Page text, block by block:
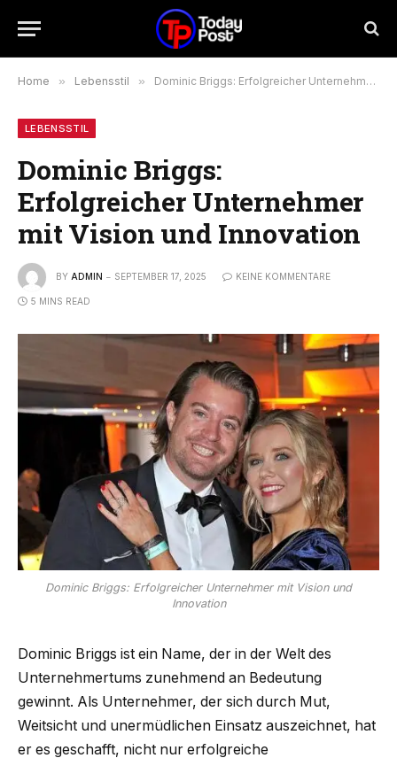
Home » Lebensstil » Dominic Briggs: Erfolgreicher Unternehmer mit Vision und Innovation
LEBENSSTIL
Dominic Briggs:
Erfolgreicher Unternehmer
mit Vision und Innovation
BY ADMIN SEPTEMBER 17, 2025 KEINE KOMMENTARE
5 MINS READ
Dominic Briggs: Erfolgreicher Unternehmer mit Vision und
Innovation
Dominic Briggs ist ein Name, der in der Welt des
Unternehmertums zunehmend an Bedeutung
gewinnt. Als Unternehmer, der sich durch Mut,
Weitsicht und unermüdlichen Einsatz auszeichnet, hat
er es geschafft, nicht nur erfolgreiche